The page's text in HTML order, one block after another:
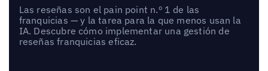
Las reseñas son el pain point n.º 1 de las
franquicias — y la tarea para la que menos usan la
IA. Descubre cómo implementar una gestión de
reseñas franquicias eficaz.